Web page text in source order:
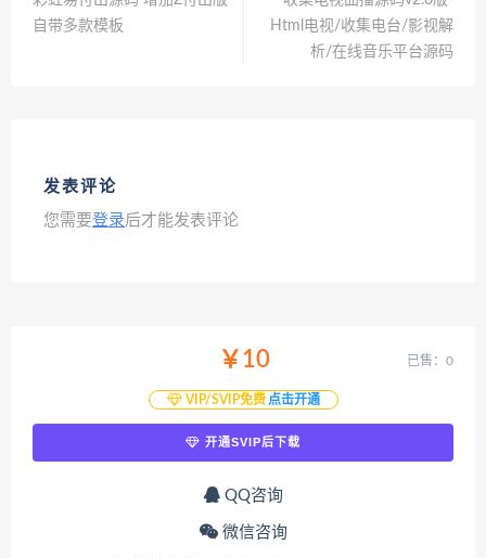
自带多款模板
Html电视/收集电台/影视解
析/在线音乐平台源码
发表评论
您需要登录后才能发表评论
￥10
VIP/SVIP免费 点击开通
已售：0
开通SVIP后下载
QQ咨询
微信咨询